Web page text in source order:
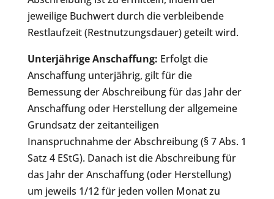
jeweilige Buchwert durch die verbleibende
Restlaufzeit (Restnutzungsdauer) geteilt wird.
Unterjährige Anschaffung: Erfolgt die
Anschaffung unterjährig, gilt für die
Bemessung der Abschreibung für das Jahr der
Anschaffung oder Herstellung der allgemeine
Grundsatz der zeitanteiligen
Inanspruchnahme der Abschreibung (§ 7 Abs. 1
Satz 4 EStG). Danach ist die Abschreibung für
das Jahr der Anschaffung (oder Herstellung)
um jeweils 1/12 für jeden vollen Monat zu